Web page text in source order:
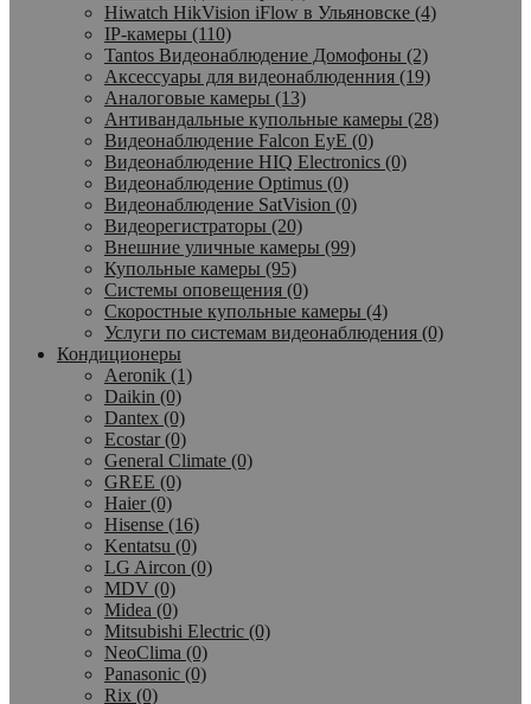
Hiwatch HikVision iFlow в Ульяновске (4)
IP-камеры (110)
Tantos Видеонаблюдение Домофоны (2)
Аксессуары для видеонаблюденния (19)
Аналоговые камеры (13)
Антивандальные купольные камеры (28)
Видеонаблюдение Falcon EyE (0)
Видеонаблюдение HIQ Electronics (0)
Видеонаблюдение Optimus (0)
Видеонаблюдение SatVision (0)
Видеорегистраторы (20)
Внешние уличные камеры (99)
Купольные камеры (95)
Системы оповещения (0)
Скоростные купольные камеры (4)
Услуги по системам видеонаблюдения (0)
Кондиционеры
Aeronik (1)
Daikin (0)
Dantex (0)
Ecostar (0)
General Climate (0)
GREE (0)
Haier (0)
Hisense (16)
Kentatsu (0)
LG Aircon (0)
MDV (0)
Midea (0)
Mitsubishi Electric (0)
NeoClima (0)
Panasonic (0)
Rix (0)